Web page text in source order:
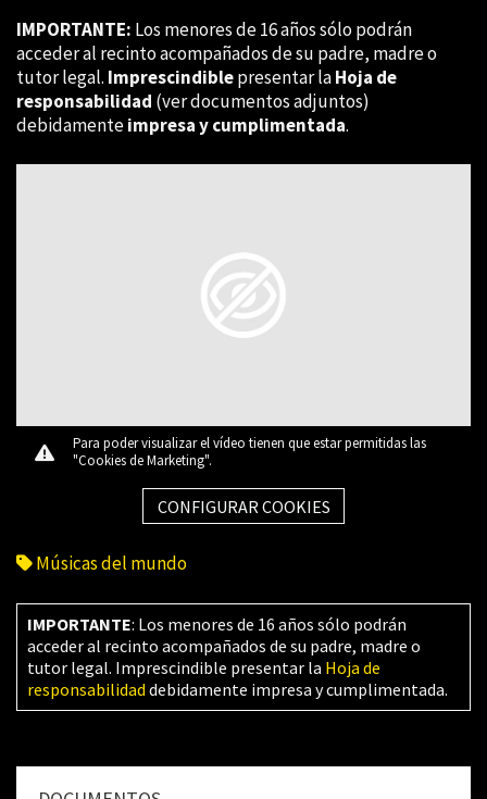
IMPORTANTE: Los menores de 16 años sólo podrán
acceder al recinto acompañados de su padre, madre o
tutor legal. Imprescindiblepresentar laHoja de
responsabilidad (ver documentos adjuntos)
debidamenteimpresa y cumplimentada.
Para poder visualizar el vídeo tienen que estar permitidas las
"Cookies de Marketing".
CONFIGURAR COOKIES
Músicas del mundo
IMPORTANTE: Los menores de 16 años sólo podrán
acceder al recinto acompañados de su padre, madre o
tutor legal. Imprescindible presentar la Hoja de
responsabilidad debidamente impresa y cumplimentada.